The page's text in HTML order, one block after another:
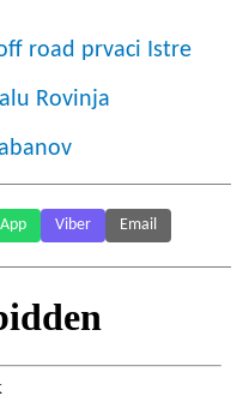
road prvaci Istre
Rovinja
Viber Email